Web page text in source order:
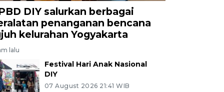
DIY salurkan berbagai
penanganan bencana
kelurahan Yogyakarta
lalu
Festival Hari Anak Nasional
DIY
07 August 2026 21:41 WIB